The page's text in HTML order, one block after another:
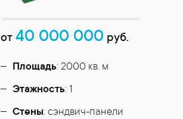
от40 000 000 руб.
Площадь: 2000 кв. м
Этажность: 1
Стены: сэндвич-панели